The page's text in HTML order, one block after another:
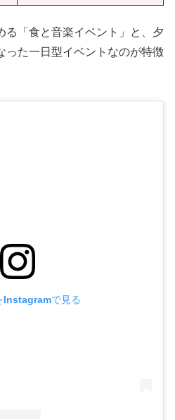
る「食と音楽イベント」と、夕
った一日型イベントなのが特徴
Instagramで見る